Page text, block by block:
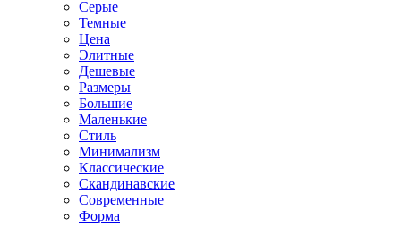
Серые
Темные
Цена
Элитные
Дешевые
Размеры
Большие
Маленькие
Стиль
Минимализм
Классические
Скандинавские
Современные
Форма